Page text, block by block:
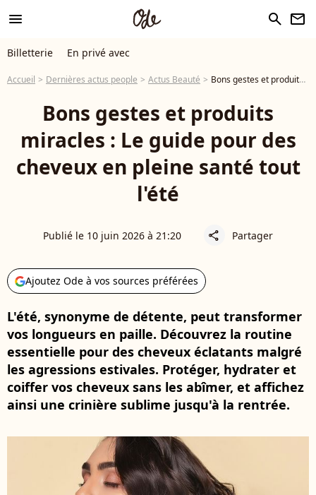
menu search newsletter
Billetterie En privé avec
Accueil Dernières actus people Actus Beauté Bons gestes et produits miracles : Le guide pour des cheveux en pleine santé tout l'été
Bons gestes et produits
miracles : Le guide pour des
cheveux en pleine santé tout
l'été
Publié le 10 juin 2026 à 21:20 share Partager
Ajoutez Ode à vos sources préférées
L'été, synonyme de détente, peut transformer
vos longueurs en paille. Découvrez la routine
essentielle pour des cheveux éclatants malgré
les agressions estivales. Protéger, hydrater et
coiffer vos cheveux sans les abîmer, et affichez
ainsi une crinière sublime jusqu'à la rentrée.